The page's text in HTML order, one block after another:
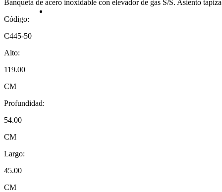
Banqueta de acero inoxidable con elevador de gas S/S. Asiento
Código:
C445-50
Alto:
119.00
CM
Profundidad:
54.00
CM
Largo:
45.00
CM